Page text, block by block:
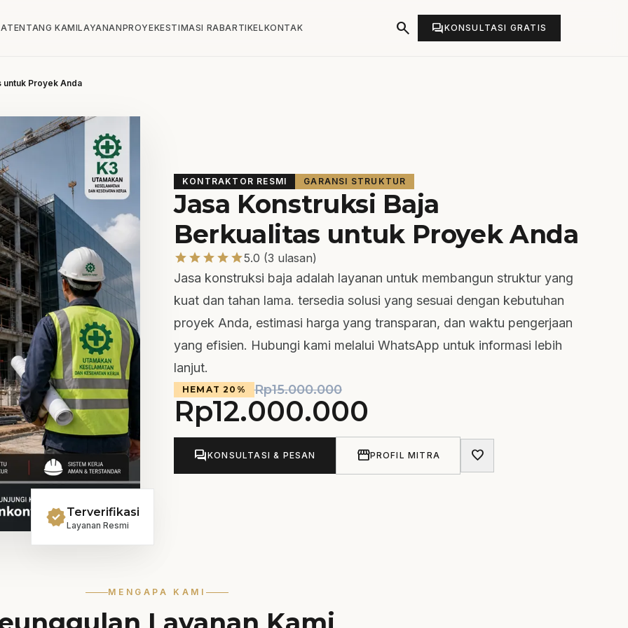
TENTANG KAMILAYANANPROYEKESTIMASI RABARTIKELKONTAK search forumKONSULTASI GRATIS
untuk Proyek Anda
verifiedTerverifikasi
Layanan Resmi
KONTRAKTOR RESMI GARANSI STRUKTUR
Jasa Konstruksi Baja
Berkualitas untuk Proyek Anda
starstarstarstarstar5.0 (3 ulasan)
Jasa konstruksi baja adalah layanan untuk membangun struktur yang
kuat dan tahan lama. tersedia solusi yang sesuai dengan kebutuhan
proyek Anda, estimasi harga yang transparan, dan waktu pengerjaan
yang efisien. Hubungi kami melalui WhatsApp untuk informasi lebih
lanjut.
Rp15.000.000
Rp12.000.000
HEMAT 20%
forumKONSULTASI & PESAN storefrontPROFIL MITRA favorite
MENGAPA KAMI